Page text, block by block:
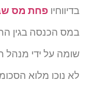
בדיווחיופחת מס
במס הכנסה בגין
שומה על ידי מנהל
לא נוכו מלוא